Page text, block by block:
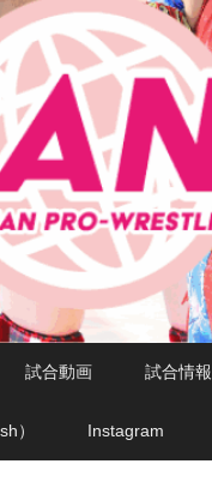
試合動画 試合情報
） Instagram